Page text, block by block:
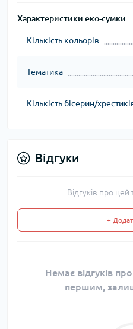
Характеристики еко-сумки
Кількість кольорів
Тематика
Кількість бісерин/
Відгуки
Відгуків про
+
Немає відгуків
першим,